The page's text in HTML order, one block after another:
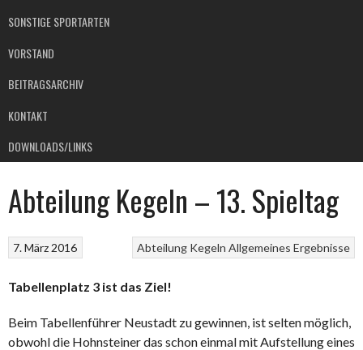
SONSTIGE SPORTARTEN
VORSTAND
BEITRAGSARCHIV
KONTAKT
DOWNLOADS/LINKS
Abteilung Kegeln – 13. Spieltag
Abteilung Kegeln Allgemeines Ergebnisse
7. März 2016
Tabellenplatz 3 ist das Ziel!
Beim Tabellenführer Neustadt zu gewinnen, ist selten möglich,
obwohl die Hohnsteiner das schon einmal mit Aufstellung eines